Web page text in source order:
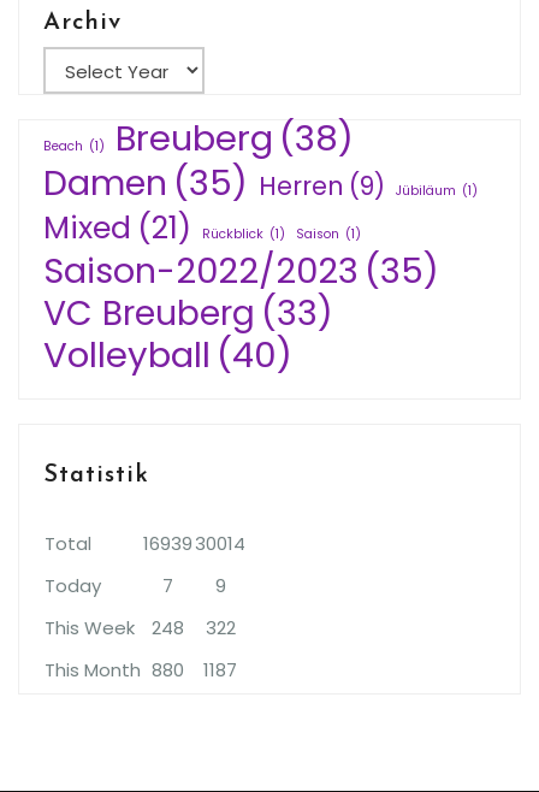
Archiv
Beach (1) Breuberg (38)
Damen (35) Herren (9) Jübiläum (1)
Mixed (21) Rückblick (1) Saison (1)
Saison-2022/2023 (35)
VC Breuberg (33)
Volleyball (40)
Statistik
Total 1693930014
Today
7
9
This Week
248
322
This Month 880 1187